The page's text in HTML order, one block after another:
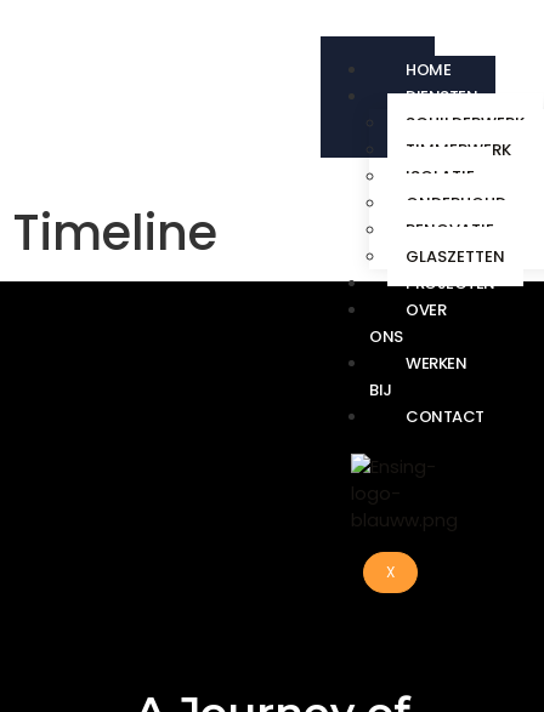
HOME
DIENSTEN
SCHILDERWERK
TIMMERWERK
ISOLATIE
ONDERHOUD
RENOVATIE
GLASZETTEN
PROJECTEN
OVER
ONS
WERKEN
BIJ
CONTACT
X
Timeline